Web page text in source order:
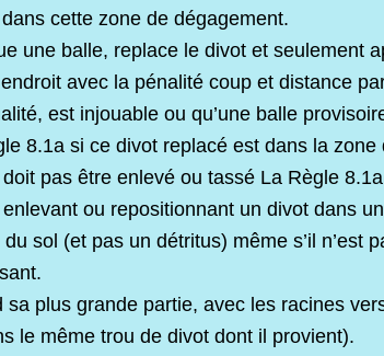
cette zone de dégagement.
une balle, replace le divot et seulement
avec la pénalité coup et distance
est injouable ou qu’une balle
8.1a si ce divot replacé est dans la zone
pas être enlevé ou tassé La Règle
ou repositionnant un divot dans
sol (et pas un détritus) même s’il n’est
plus grande partie, avec les racines
le même trou de divot dont il provient).